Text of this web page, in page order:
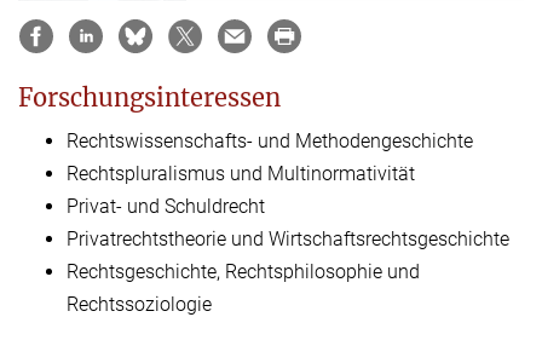
Forschungsinteressen
Rechtswissenschafts- und Methodengeschichte
Rechtspluralismus und Multinormativität
Privat- und Schuldrecht
Privatrechtstheorie und Wirtschaftsrechtsgeschichte
Rechtsgeschichte, Rechtsphilosophie und
Rechtssoziologie